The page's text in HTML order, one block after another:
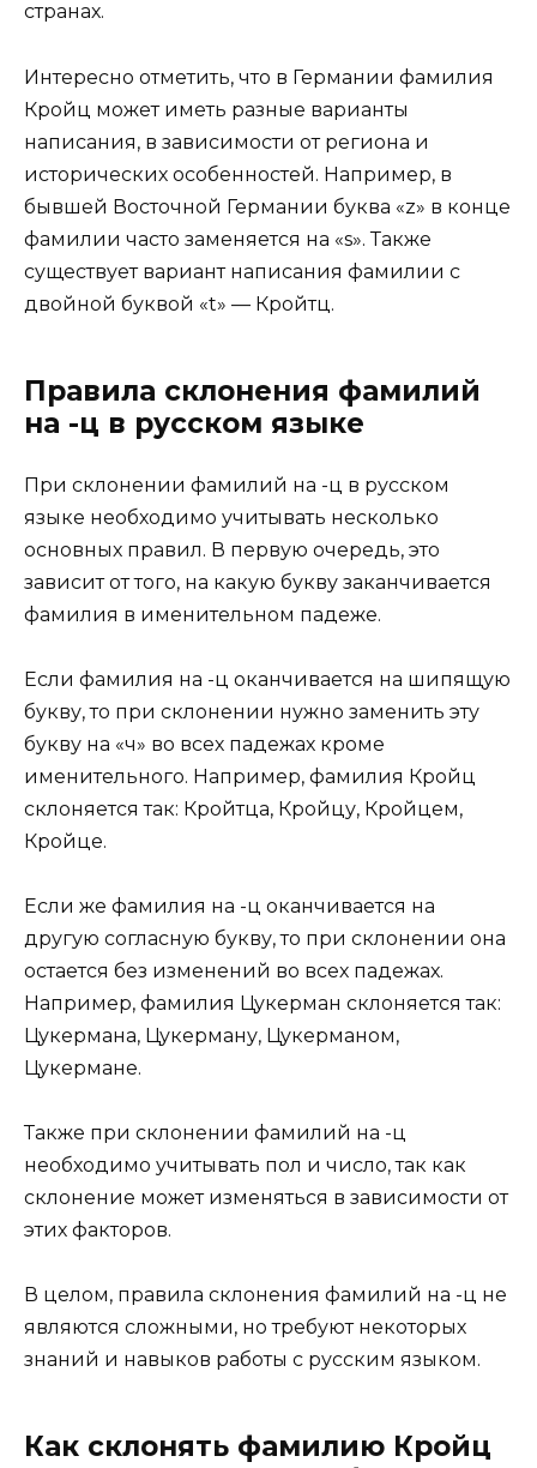
странах.
Интересно отметить, что в Германии фамилия
Кройц может иметь разные варианты
написания, в зависимости от региона и
исторических особенностей. Например, в
бывшей Восточной Германии буква «z» в конце
фамилии часто заменяется на «s». Также
существует вариант написания фамилии с
двойной буквой «t» — Кройтц.
Правила склонения фамилий
на -ц в русском языке
При склонении фамилий на -ц в русском
языке необходимо учитывать несколько
основных правил. В первую очередь, это
зависит от того, на какую букву заканчивается
фамилия в именительном падеже.
Если фамилия на -ц оканчивается на шипящую
букву, то при склонении нужно заменить эту
букву на «ч» во всех падежах кроме
именительного. Например, фамилия Кройц
склоняется так: Кройтца, Кройцу, Кройцем,
Кройце.
Если же фамилия на -ц оканчивается на
другую согласную букву, то при склонении она
остается без изменений во всех падежах.
Например, фамилия Цукерман склоняется так:
Цукермана, Цукерману, Цукерманом,
Цукермане.
Также при склонении фамилий на -ц
необходимо учитывать пол и число, так как
склонение может изменяться в зависимости от
этих факторов.
В целом, правила склонения фамилий на -ц не
являются сложными, но требуют некоторых
знаний и навыков работы с русским языком.
Как склонять фамилию Кройц